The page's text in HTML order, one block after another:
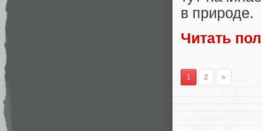
в природе.
Читать
1 2 »